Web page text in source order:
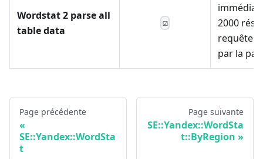
Wordstat 2 parse all
table data
☑
2000
requête
par la
Page précédente
SE::Yandex::WordSta
t
Page suivante
SE::Yandex::WordSta
t::ByRegion